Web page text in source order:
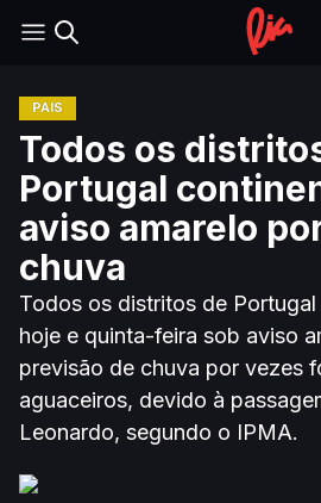
PAÍS
Todos os
Portugal
aviso amarelo
chuva
Todos os distritos de
hoje e quinta-feira sob aviso
previsão de chuva por vezes
aguaceiros, devido à
Leonardo, segundo o IPMA.